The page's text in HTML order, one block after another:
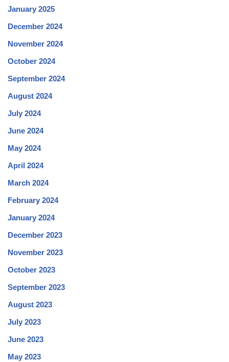
January 2025
December 2024
November 2024
October 2024
September 2024
August 2024
July 2024
June 2024
May 2024
April 2024
March 2024
February 2024
January 2024
December 2023
November 2023
October 2023
September 2023
August 2023
July 2023
June 2023
May 2023